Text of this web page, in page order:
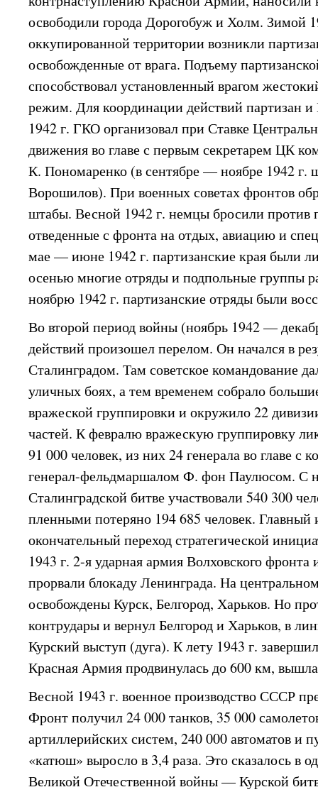
освободили города Дорогобуж и Холм. Зимой
оккупированной территории возникли
освобожденные от врага. Подъему
способствовал установленный врагом
режим. Для координации действий партизан
1942 г. ГКО организовал при Ставке
движения во главе с первым секретарем ЦК
К. Пономаренко (в сентябре — ноябре 1942 г.
Ворошилов). При военных советах фронтов
штабы. Весной 1942 г. немцы бросили против
отведенные с фронта на отдых, авиацию и
мае — июне 1942 г. партизанские края были
осенью многие отряды и подпольные группы
ноябрю 1942 г. партизанские отряды были
Во второй период войны (ноябрь 1942 —
действий произошел перелом. Он начался в
Сталинградом. Там советское командование
уличных боях, а тем временем собрало
вражеской группировки и окружило 22
частей. К февралю вражескую группировку
91 000 человек, из них 24 генерала во главе
генерал-фельдмаршалом Ф. фон Паулюсом. С
Сталинградской битве участвовали 540 300
пленными потеряно 194 685 человек.
окончательный переход стратегической
1943 г. 2-я ударная армия Волховского фронта
прорвали блокаду Ленинграда. На
освобождены Курск, Белгород, Харьков. Но
контрудары и вернул Белгород и Харьков, в
Курский выступ (дуга). К лету 1943 г.
Красная Армия продвинулась до 600 км,
Весной 1943 г. военное производство СССР
Фронт получил 24 000 танков, 35 000
артиллерийских систем, 240 000 автоматов и
«катюш» выросло в 3,4 раза. Это сказалось в
Великой Отечественной войны — Курской